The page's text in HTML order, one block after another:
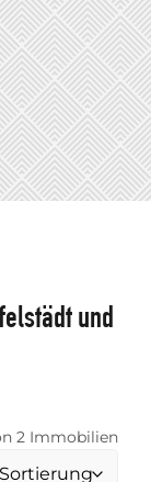
und
2 Immobilien